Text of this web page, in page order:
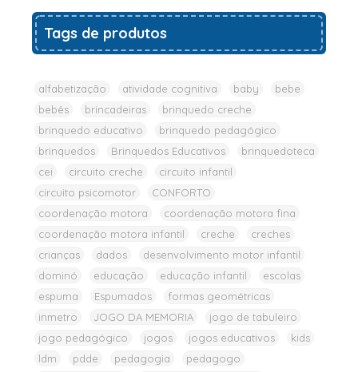
Tags de produtos
alfabetização atividade cognitiva baby
bebe
bebês
brincadeiras
brinquedo creche
brinquedo educativo
brinquedo pedagógico
brinquedos
Brinquedos Educativos
brinquedoteca
cei
circuito creche
circuito infantil
circuito psicomotor
CONFORTO
coordenação motora
coordenação motora fina
coordenação motora infantil
creche
creches
crianças
dados
desenvolvimento motor infantil
dominó
educação educação infantil
escolas
espuma
Espumados
formas geométricas
inmetro
JOGO DA MEMORIA
jogo de tabuleiro
jogo pedagógico
jogos jogos educativos
kids
ldm
pdde pedagogia
pedagogo